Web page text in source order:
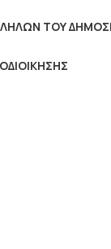
ΤΟΥ